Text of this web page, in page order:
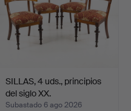
SILLAS, 4 uds., principios
del siglo XX.
Subastado 6 ago 2026